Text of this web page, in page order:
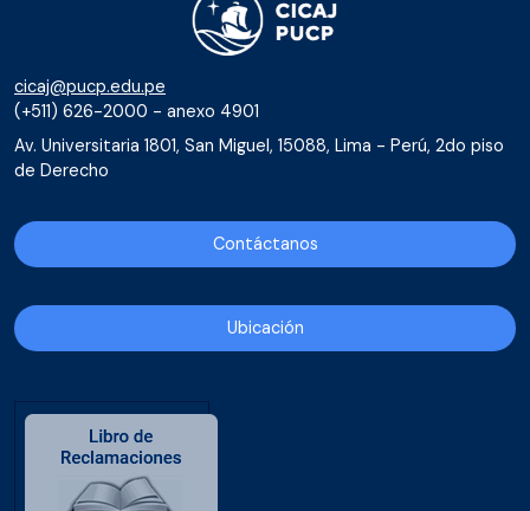
cicaj@pucp.edu.pe
(+511) 626-2000 - anexo 4901
Av. Universitaria 1801, San Miguel, 15088, Lima - Perú, 2do piso
de Derecho
Contáctanos
Ubicación